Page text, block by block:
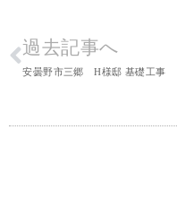
過去記事へ
安曇野市三郷 H様邸 基礎工事